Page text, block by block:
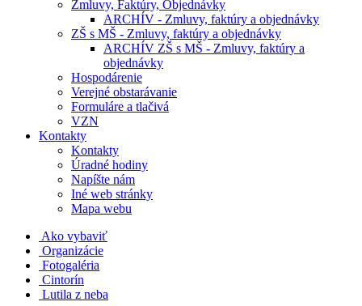
Zmluvy, Faktúry, Objednávky
ARCHÍV - Zmluvy, faktúry a objednávky
ZŠ s MŠ - Zmluvy, faktúry a objednávky
ARCHÍV ZŠ s MŠ - Zmluvy, faktúry a
objednávky
Hospodárenie
Verejné obstarávanie
Formuláre a tlačivá
VZN
Kontakty
Kontakty
Úradné hodiny
Napíšte nám
Iné web stránky
Mapa webu
Ako vybaviť
Organizácie
Fotogaléria
Cintorín
Lutila z neba